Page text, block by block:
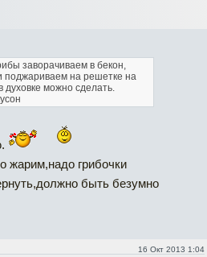
заворачиваем в бекон,
поджариваем на решетке на
можно сделать.
жарим,надо грибочки
быть безумно
16 Окт 2013 1:04